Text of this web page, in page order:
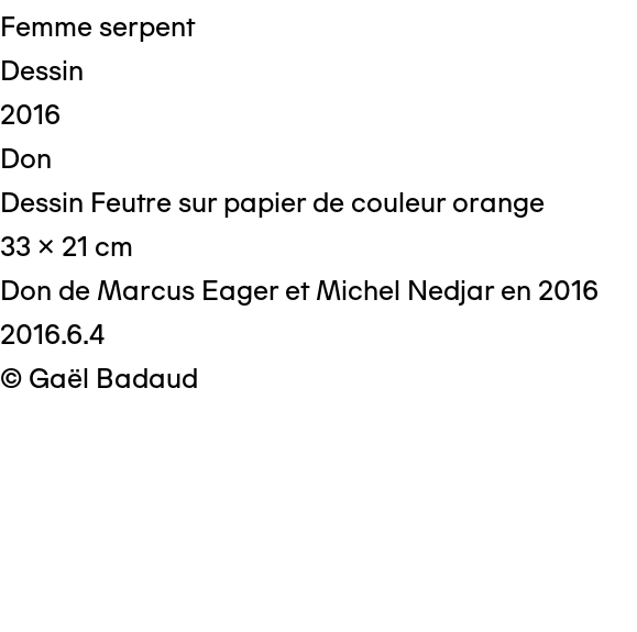
Femme serpent
Dessin
2016
Don
Dessin Feutre sur papier de couleur orange
33 x 21 cm
Don de Marcus Eager et Michel Nedjar en 2016
2016.6.4
© Gaël Badaud